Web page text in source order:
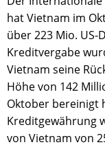
hat Vietnam im
über 223 Mio.
Kreditvergabe
Vietnam seine
Höhe von 142
Oktober bereinigt
Kreditgewährung
von Vietnam von